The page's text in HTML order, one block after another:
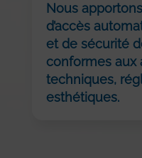
Nous
d’accès
et de sécurité
conformes aux
techniques,
esthétiques.